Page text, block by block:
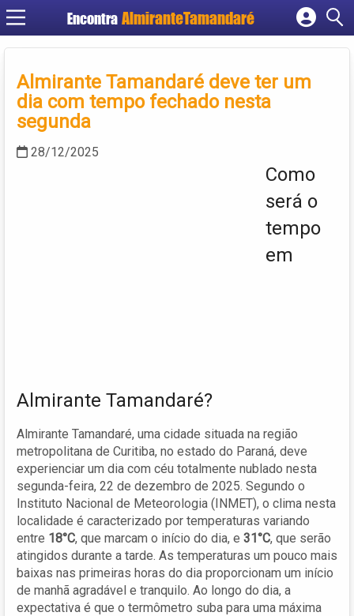
Encontra
Cadastrar empresa
Criar conta
Almirante Tamandaré deve ter um
dia com tempo fechado nesta
segunda
28/12/2025
Como
será o
tempo
em
Almirante Tamandaré?
Almirante Tamandaré, uma cidade situada na região
metropolitana de Curitiba, no estado do Paraná, deve
experienciar um dia com céu totalmente nublado nesta
segunda-feira, 22 de dezembro de 2025. Segundo o
Instituto Nacional de Meteorologia (INMET), o clima nesta
localidade é caracterizado por temperaturas variando
entre 18°C, que marcam o início do dia, e 31°C, que serão
atingidos durante a tarde. As temperaturas um pouco mais
baixas nas primeiras horas do dia proporcionam um início
de manhã agradável e tranquilo. Ao longo do dia, a
expectativa é que o termômetro suba para uma máxima